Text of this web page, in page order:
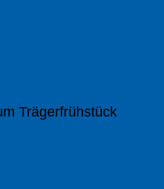
Trägerfrühstück